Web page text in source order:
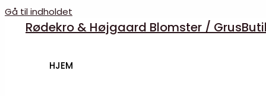
Gå til indholdet
Rødekro & Højgaard Blomster /
HJEM